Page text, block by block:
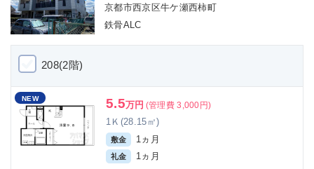
京都市西京区牛ケ瀬西柿町
鉄骨ALC
208(2階)
NEW 5.5万円 (管理費 3,000円)
1Ｋ(28.15㎡)
敷金 1ヵ月
礼金 1ヵ月